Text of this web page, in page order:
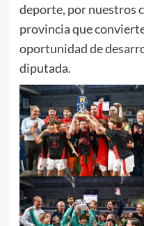
deporte, por nuestros
provincia que
oportunidad de
diputada.